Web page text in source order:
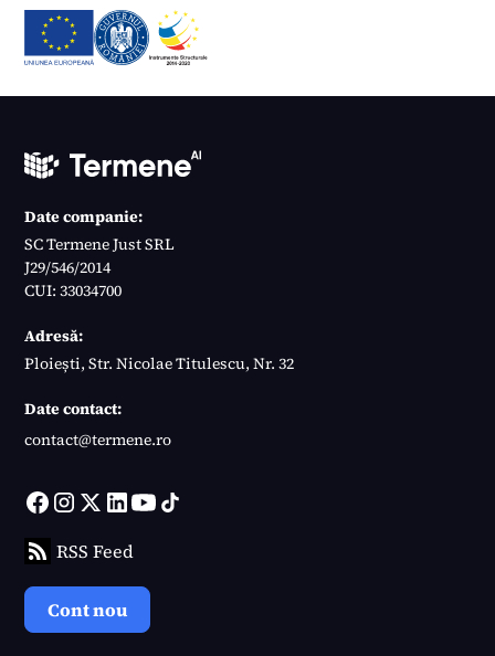
Date companie:
SC Termene Just SRL
J29/546/2014
CUI: 33034700
Adresă:
Ploiești, Str. Nicolae Titulescu, Nr. 32
Date contact:
contact@termene.ro
RSS Feed
Cont nou